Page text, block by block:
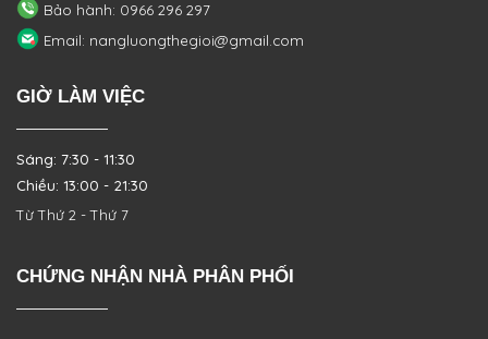
Bảo hành: 0966 296 297
Email: nangluongthegioi@gmail.com
GIỜ LÀM VIỆC
Sáng: 7:30 - 11:30
Chiều: 13:00 - 21:30
Từ Thứ 2 - Thứ 7
CHỨNG NHẬN NHÀ PHÂN PHỐI